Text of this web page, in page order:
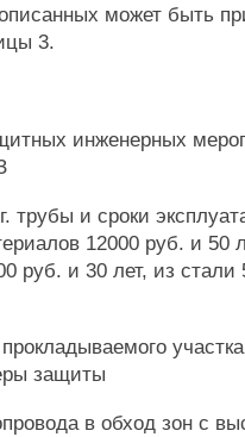
может быть
3.
инженерных
трубы и сроки
12000 руб. и 50
руб. и 30 лет, из стали
защиты
в обход зон с